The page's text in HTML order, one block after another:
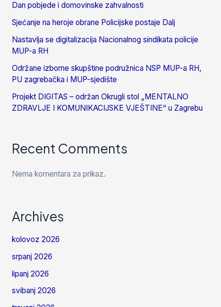
Dan pobjede i domovinske zahvalnosti
Sjećanje na heroje obrane Policijske postaje Dalj
Nastavlja se digitalizacija Nacionalnog sindikata policije
MUP-a RH
Održane izborne skupštine podružnica NSP MUP-a RH,
PU zagrebačka i MUP-sjedište
Projekt DIGITAS – održan Okrugli stol „MENTALNO
ZDRAVLJE I KOMUNIKACIJSKE VJEŠTINE“ u Zagrebu
Recent Comments
Nema komentara za prikaz.
Archives
kolovoz 2026
srpanj 2026
lipanj 2026
svibanj 2026